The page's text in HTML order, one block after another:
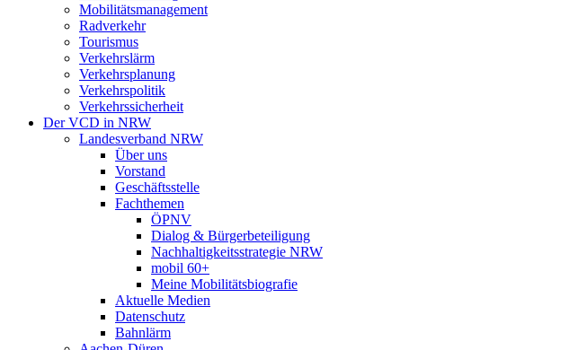
Mobilitätsmanagement
Radverkehr
Tourismus
Verkehrslärm
Verkehrsplanung
Verkehrspolitik
Verkehrssicherheit
Der VCD in NRW
Landesverband NRW
Über uns
Vorstand
Geschäftsstelle
Fachthemen
ÖPNV
Dialog & Bürgerbeteiligung
Nachhaltigkeitsstrategie NRW
mobil 60+
Meine Mobilitätsbiografie
Aktuelle Medien
Datenschutz
Bahnlärm